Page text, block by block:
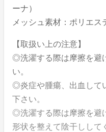
ーナ）
メッシュ素材：ポリエス
【取扱い上の注意】
◎洗濯する際は摩擦を避
い。
◎炎症や腫瘍、出血して
下さい。
◎洗濯する際は摩擦を避
形状を整えて陰干しして